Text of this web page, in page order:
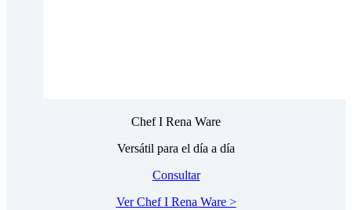
Chef I Rena Ware
Versátil para el día a día
Consultar
Ver Chef I Rena Ware >